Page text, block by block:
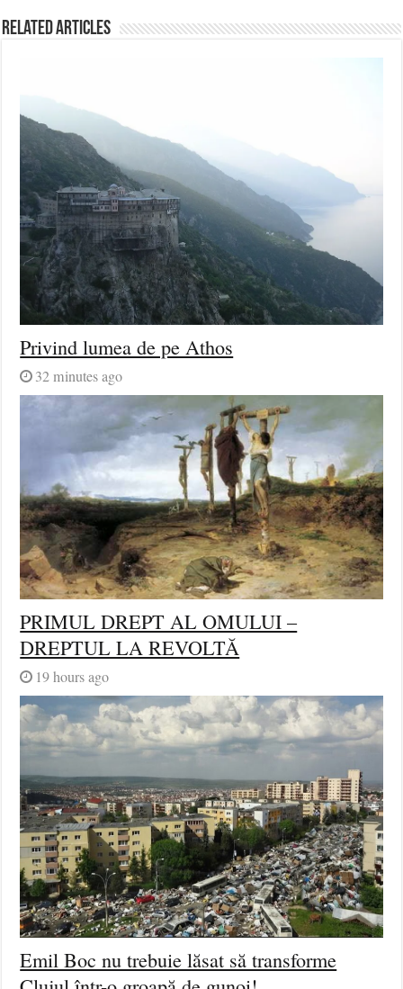
Related Articles
Privind lumea de pe Athos
32 minutes ago
PRIMUL DREPT AL OMULUI –
DREPTUL LA REVOLTĂ
19 hours ago
Emil Boc nu trebuie lăsat să transforme